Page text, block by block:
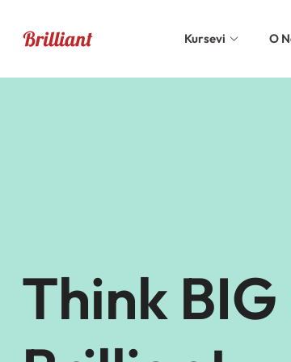
Kursevi O
Think BIG